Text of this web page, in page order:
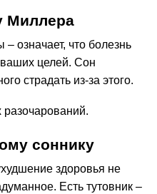
Миллера
означает, что болезнь
целей. Сон
страдать из-за этого.
разочарований.
соннику
здоровья не
Есть тутовник –